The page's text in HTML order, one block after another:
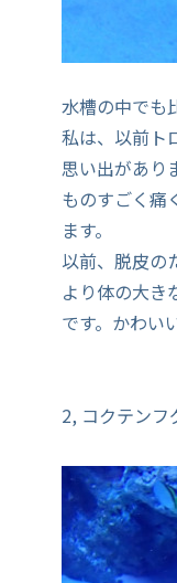
水槽の中でも
私は、以前ト
思い出があり
ものすごく痛
ます。
以前、脱皮の
より体の大き
です。かわい
2, コクテンフ